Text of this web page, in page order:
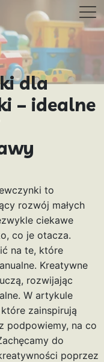
dla
– idealne
to
rozwój małych
ciekawe
co je otacza.
na te, które
Kreatywne
rozwijając
W artykule
zainspirują
podpowiemy, na co
do
poprzez